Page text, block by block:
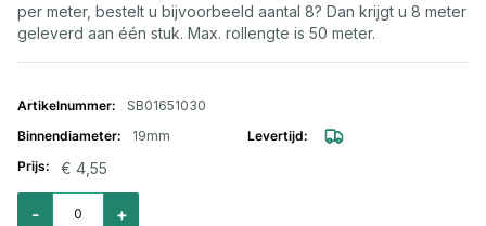
per meter, bestelt u bijvoorbeeld aantal 8? Dan krijgt u 8 meter
geleverd aan één stuk. Max. rollengte is 50 meter.
SB01651030
19mm
€ 4,55
Aantal voor Zuigslang Luisiana Superelastic 19mm
+
-